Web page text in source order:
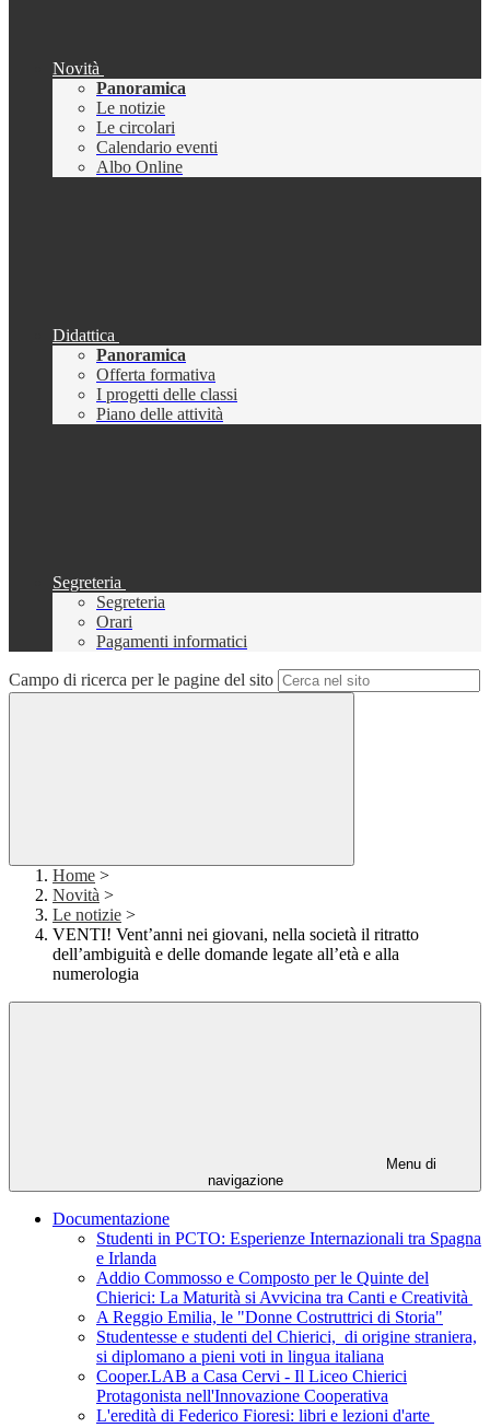
Novità
Panoramica
Le notizie
Le circolari
Calendario eventi
Albo Online
Didattica
Panoramica
Offerta formativa
I progetti delle classi
Piano delle attività
Segreteria
Segreteria
Orari
Pagamenti informatici
Campo di ricerca per le pagine del sito
Home >
Novità >
Le notizie >
VENTI! Vent’anni nei giovani, nella società il ritratto
dell’ambiguità e delle domande legate all’età e alla
numerologia
Menu di
navigazione
Documentazione
Studenti in PCTO: Esperienze Internazionali tra Spagna
e Irlanda
Addio Commosso e Composto per le Quinte del
Chierici: La Maturità si Avvicina tra Canti e Creatività
A Reggio Emilia, le "Donne Costruttrici di Storia"
Studentesse e studenti del Chierici, di origine straniera,
si diplomano a pieni voti in lingua italiana
Cooper.LAB a Casa Cervi - Il Liceo Chierici
Protagonista nell'Innovazione Cooperativa
L'eredità di Federico Fioresi: libri e lezioni d'arte